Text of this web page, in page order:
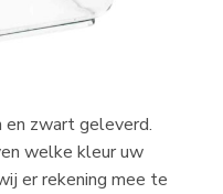
en zwart geleverd.
welke kleur uw
er rekening mee te